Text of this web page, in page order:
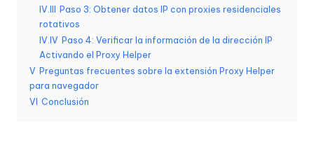
c
e
si
IV.III
Paso 3: Obtener datos IP con proxies residenciales
rotativos
IV.IV Paso 4: Verificar la información de la dirección IP
Activando el Proxy Helper
V Preguntas frecuentes sobre la extensión Proxy Helper
para navegador
VI Conclusión